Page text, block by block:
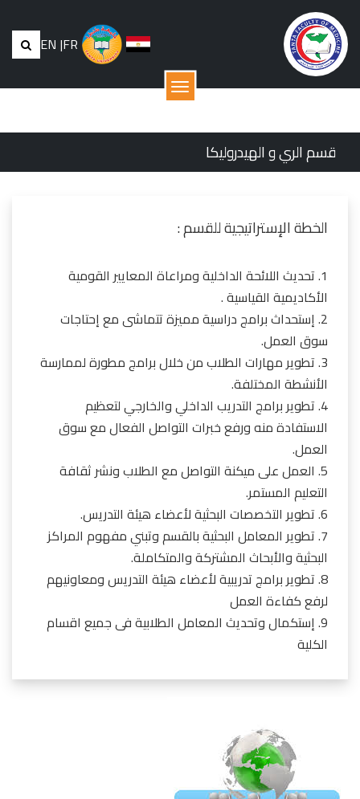
EN |FR
القائمة
قسم الري و الهيدروليكا
الخطة الإستراتيجية للقسم :
1. تحديث اللائحة الداخلية ومراعاة المعايير القومية
الأكاديمية القياسية .
2. إستحداث برامج دراسية مميزة تتماشى مع إحتاجات
سوق العمل.
3. تطوير مهارات الطلاب من خلال برامج مطورة لممارسة
الأنشطة المختلفة.
4. تطوير برامج التدريب الداخلي والخارجي لتعظيم
الاستفادة منه ورفع خبرات التواصل الفعال مع سوق
العمل.
5. العمل على ميكنة التواصل مع الطلاب ونشر ثقافة
التعليم المستمر.
6. تطوير التخصصات البحثية لأعضاء هيئة التدريس.
7. تطوير المعامل البحثية بالقسم وتبني مفهوم المراكز
البحثية والأبحاث المشتركة والمتكاملة.
8. تطوير برامج تدريبية لأعضاء هيئة التدريس ومعاونيهم
لرفع كفاءة العمل
9. إستكمال وتحديث المعامل الطلابية فى جميع اقسام
الكلية